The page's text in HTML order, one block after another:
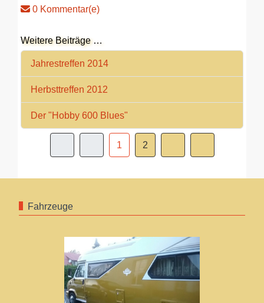
0 Kommentar(e)
Weitere Beiträge …
Jahrestreffen 2014
Herbsttreffen 2012
Der "Hobby 600 Blues"
1 2
Fahrzeuge